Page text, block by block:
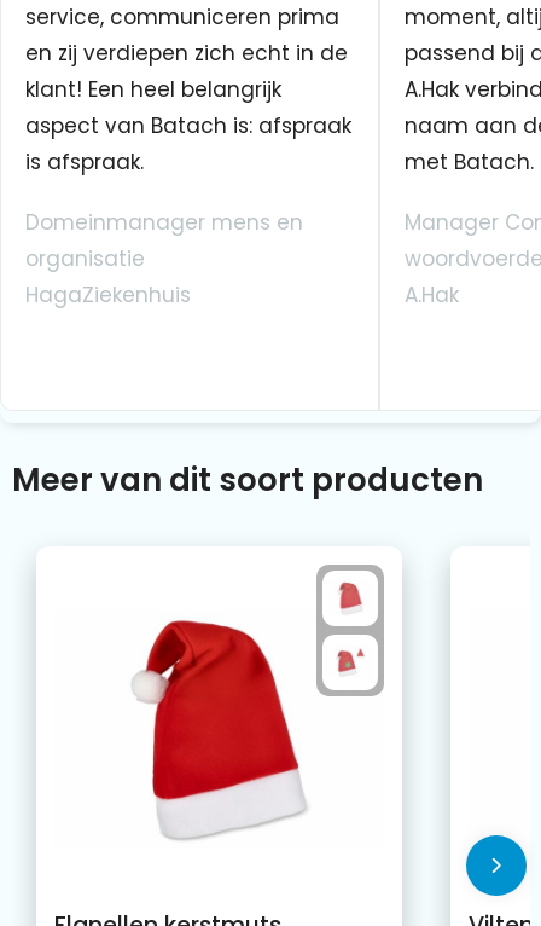
service, communiceren prima
en zij verdiepen zich echt in de
klant! Een heel belangrijk
aspect van Batach is: afspraak
is afspraak.
Domeinmanager mens en
organisatie
HagaZiekenhuis
moment,
passend bij
A.Hak
naam aan
met Batach.
Manager
A.Hak
Meer van dit soort producten